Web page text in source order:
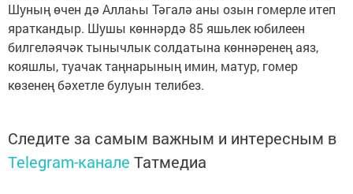
Шуның өчен дә Аллаһы Тәгалә аны озын гомерле итеп
яраткандыр. Шушы көннәрдә 85 яшьлек юбилеен
билгеләячәк тынычлык солдатына көннәренең аяз,
кояшлы, туачак таңнарының имин, матур, гомер
көзенең бәхетле булуын телибез.
Следите за самым важным и интересным в
Telegram-канале Татмедиа